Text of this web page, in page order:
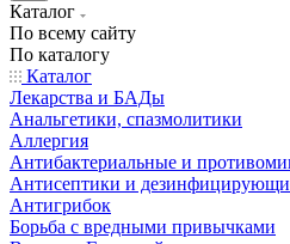
Каталог
По всему сайту
По каталогу
Каталог
Лекарства и БАДы
Анальгетики, спазмолитики
Аллергия
Антибактериальные и
Антисептики и
Антигрибок
Борьба с вредными привычками